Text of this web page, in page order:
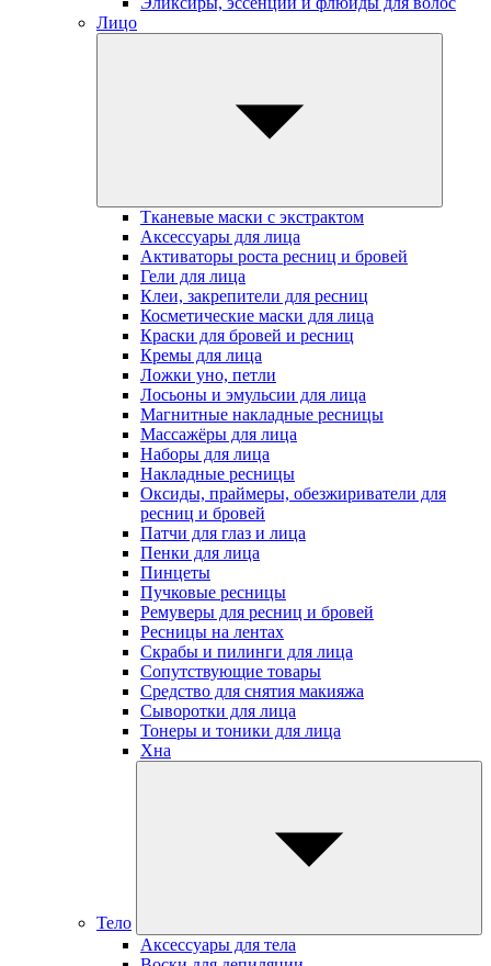
Лицо
Тканевые маски с экстрактом
Аксессуары для лица
Активаторы роста ресниц и бровей
Гели для лица
Клеи, закрепители для ресниц
Косметические маски для лица
Краски для бровей и ресниц
Кремы для лица
Ложки уно, петли
Лосьоны и эмульсии для лица
Магнитные накладные ресницы
Массажёры для лица
Наборы для лица
Накладные ресницы
Оксиды, праймеры, обезжириватели для
ресниц и бровей
Патчи для глаз и лица
Пенки для лица
Пинцеты
Пучковые ресницы
Ремуверы для ресниц и бровей
Ресницы на лентах
Скрабы и пилинги для лица
Сопутствующие товары
Средство для снятия макияжа
Сыворотки для лица
Тонеры и тоники для лица
Хна
Тело
Аксессуары для тела